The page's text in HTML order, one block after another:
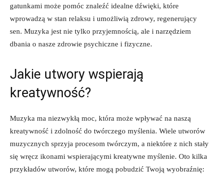
gatunkami może pomóc znaleźć idealne dźwięki, które
wprowadzą w stan relaksu i umożliwią zdrowy, regenerujący
sen. Muzyka jest nie tylko przyjemnością, ale i narzędziem
dbania o nasze zdrowie psychiczne i fizyczne.
Jakie utwory wspierają
kreatywność?
Muzyka ma niezwykłą moc, która może wpływać na naszą
kreatywność i zdolność do twórczego myślenia. Wiele utworów
muzycznych sprzyja procesom twórczym, a niektóre z nich stały
się wręcz ikonami wspierającymi kreatywne myślenie. Oto kilka
przykładów utworów, które mogą pobudzić Twoją wyobraźnię: